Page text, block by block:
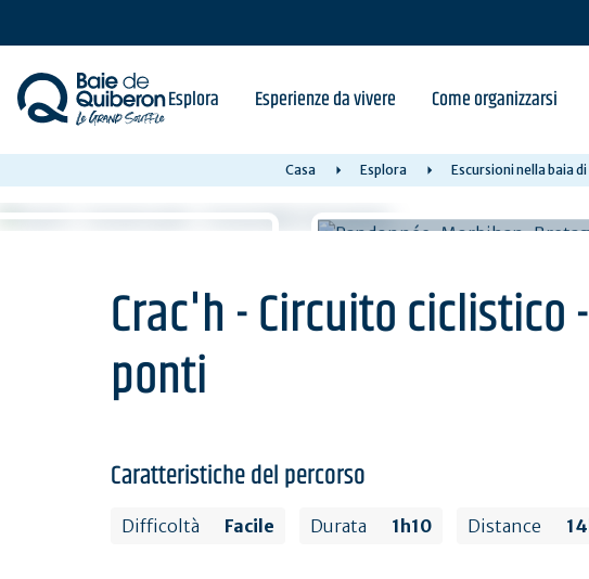
content
Esplora Esperienze da vivere Come organizzarsi
Casa Esplora Escursioni nella baia
Crac'h - Circuito ciclistico
ponti
Caratteristiche del percorso
Difficoltà Facile Durata 1h10 Distance